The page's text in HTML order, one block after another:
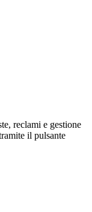
reclami e gestione
il pulsante